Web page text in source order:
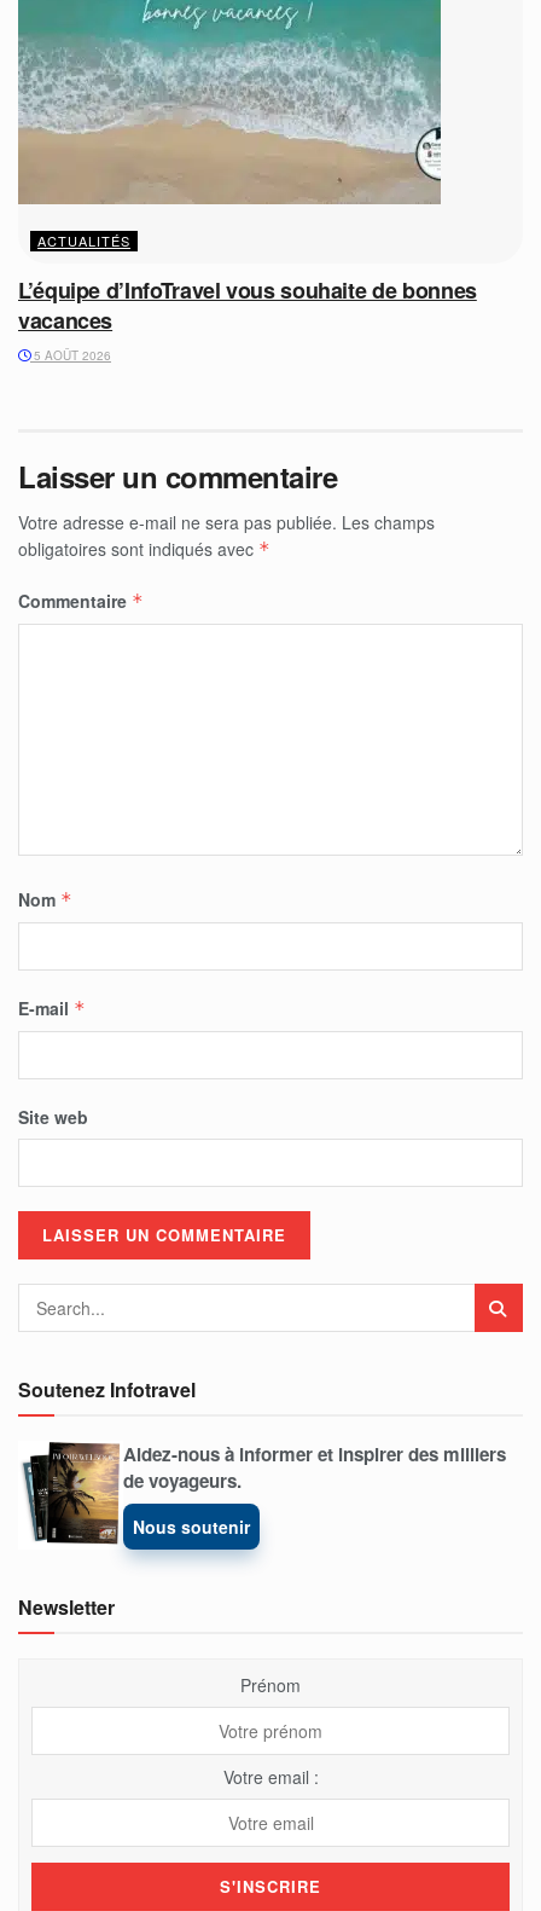
ACTUALITÉS
L’équipe d’InfoTravel vous souhaite de bonnes
vacances
5 AOÛT 2026
Laisser un commentaire
Votre adresse e-mail ne sera pas publiée. Les champs
obligatoires sont indiqués avec *
Commentaire *
Nom *
E-mail *
Site web
Soutenez Infotravel
Aidez-nous à informer et inspirer des milliers
de voyageurs.
Nous soutenir
Newsletter
Prénom
Votre email :